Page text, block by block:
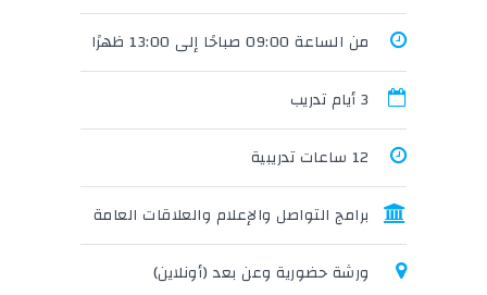
من الساعة 09:00 صباحًا إلى 13:00 ظهرًا
3 أيام تدريب
12 ساعات تدريبية
برامج التواصل والإعلام والعلاقات العامة
ورشة حضورية وعن بعد (أونلاين)